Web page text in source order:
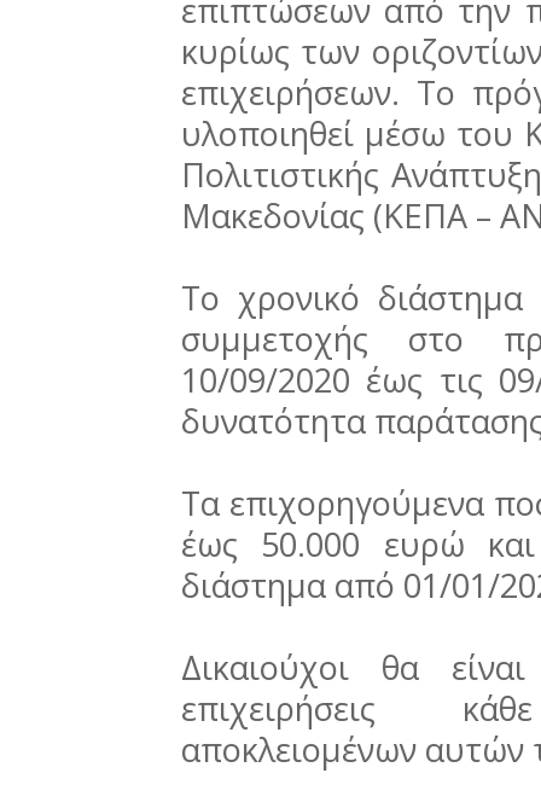
επιπτώσεων από την
κυρίως των
επιχειρήσεων. Το
υλοποιηθεί μέσω του
Πολιτιστικής
Μακεδονίας (ΚΕΠΑ –
Το χρονικό
συμμετοχής στο
10/09/2020 έως τις
δυνατότητα
Τα επιχορηγούμενα
έως 50.000 ευρώ
διάστημα από 01/01/
Δικαιούχοι θα
επιχειρήσεις
αποκλειομένων